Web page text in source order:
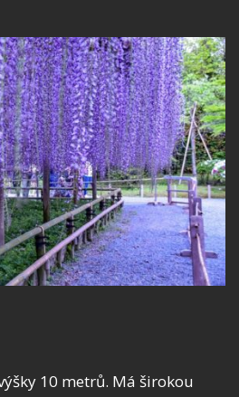
10 metrů. Má širokou